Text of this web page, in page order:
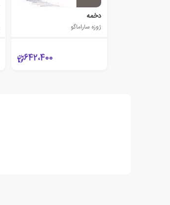
دخمه
ژوزه ساراماگو
642،400